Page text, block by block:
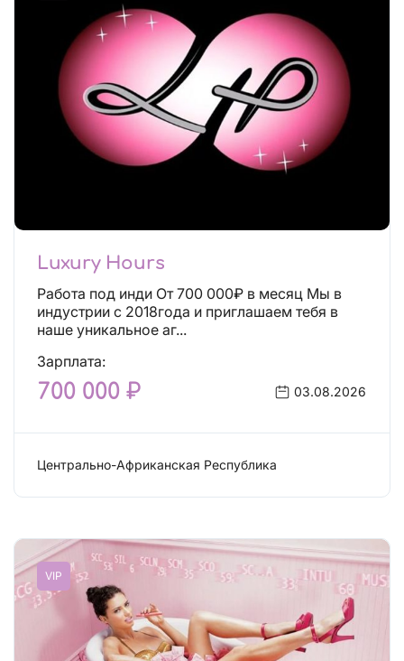
Luxury Hours
Работа под инди От 700 000₽ в месяц Мы в
индустрии с 2018года и приглашаем тебя в
наше уникальное аг...
Зарплата:
700 000 ₽ 03.08.2026
Центрально-Африканская Республика
VIP